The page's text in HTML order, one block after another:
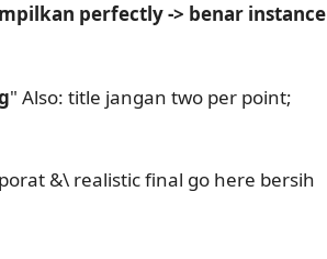
perfectly -> benar instance
" Also: title jangan two per point;
&\ realistic final go here bersih